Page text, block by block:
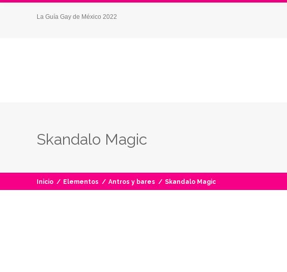
La Guía Gay de México 2022
Skandalo Magic
Inicio / Elementos / Antros y bares / Skandalo Magic